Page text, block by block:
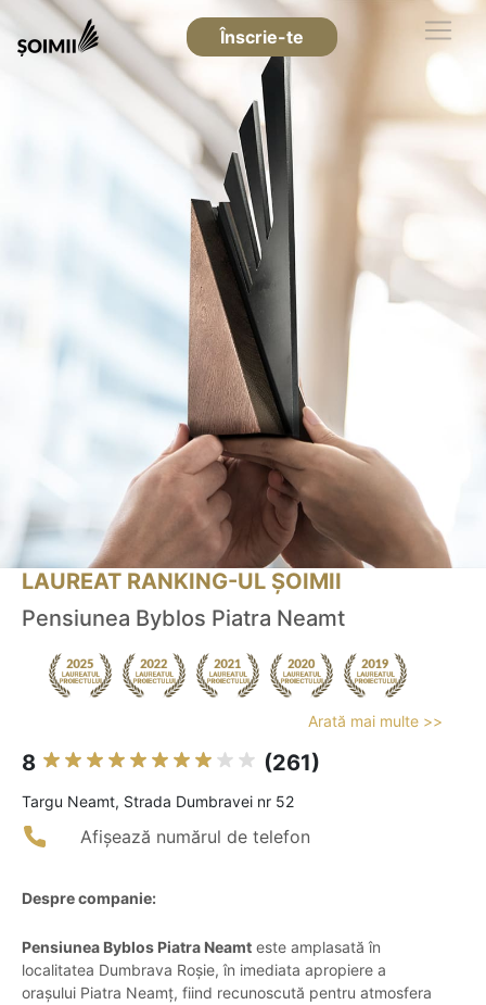
Înscrie-te
LAUREAT RANKING-UL ȘOIMII
Pensiunea Byblos Piatra Neamt
Arată mai multe >>
8 (261)
Targu Neamt, Strada Dumbravei nr 52
Afișează numărul de telefon
Despre companie:
Pensiunea Byblos Piatra Neamt este amplasată în
localitatea Dumbrava Roșie, în imediata apropiere a
orașului Piatra Neamț, fiind recunoscută pentru atmosfera